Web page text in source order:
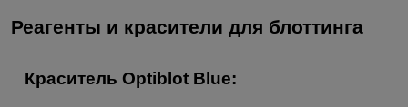
Реагенты и красители для блоттинга
Краситель Optiblot Blue: